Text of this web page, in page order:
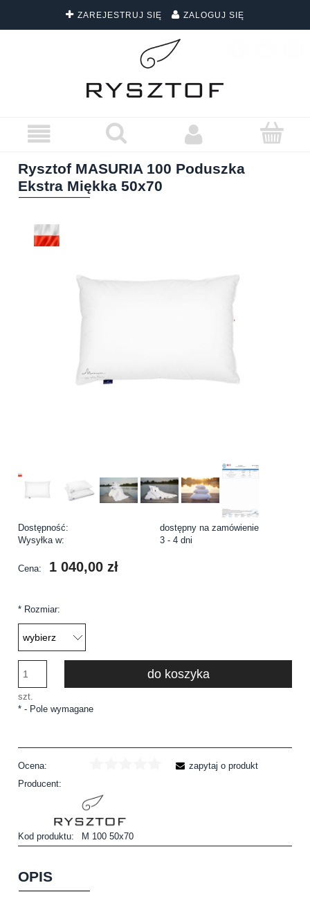
ZAREJESTRUJ SIĘ ZALOGUJ SIĘ
DARMOWA DOSTAWA WSZYSTKICH ZAMÓWIEŃ
Rysztof MASURIA 100 Poduszka
Ekstra Miękka 50x70
Dostępność:
dostępny na zamówienie
Wysyłka w:
3 - 4 dni
Cena: 1 040,00 zł
* Rozmiar:
szt.
do koszyka
* - Pole wymagane
Ocena:
Producent:
Kod produktu: M 100 50x70
zapytaj o produkt
OPIS